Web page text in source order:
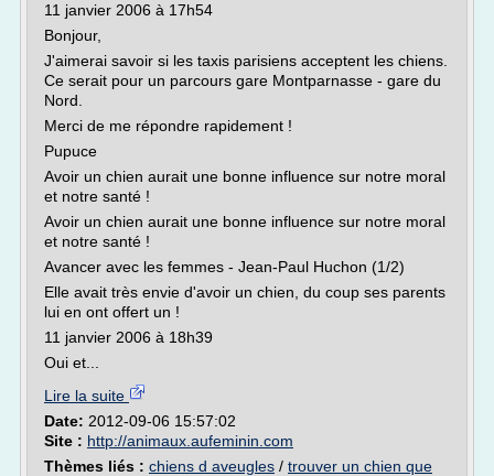
11 janvier 2006 à 17h54
Bonjour,
J'aimerai savoir si les taxis parisiens acceptent les chiens.
Ce serait pour un parcours gare Montparnasse - gare du
Nord.
Merci de me répondre rapidement !
Pupuce
Avoir un chien aurait une bonne influence sur notre moral
et notre santé !
Avoir un chien aurait une bonne influence sur notre moral
et notre santé !
Avancer avec les femmes - Jean-Paul Huchon (1/2)
Elle avait très envie d'avoir un chien, du coup ses parents
lui en ont offert un !
11 janvier 2006 à 18h39
Oui et...
Lire la suite
Date: 2012-09-06 15:57:02
Site : http://animaux.aufeminin.com
Thèmes liés : chiens d aveugles / trouver un chien que